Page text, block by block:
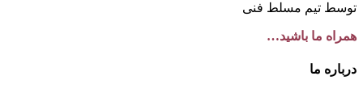
توسط تیم مسلط فنی
همراه ما باشید…
درباره ما